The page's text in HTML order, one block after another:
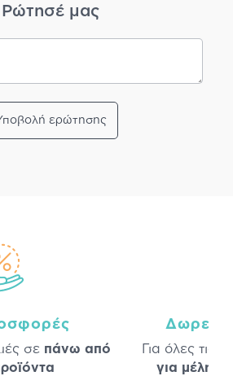
Ρώτησέ μας
ερώτησης
σε πάνω από
Δωρεάν
Για όλες τις
για μέλη